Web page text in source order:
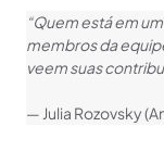
“Quem está em
membros da
veem suas
— Julia Rozovsky